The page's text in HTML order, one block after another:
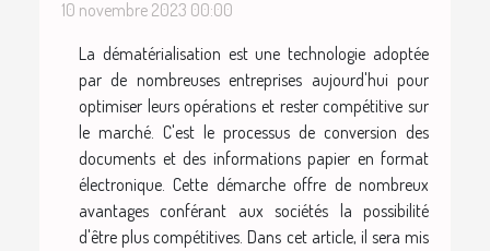
10 novembre 2023 00:00
La dématérialisation est une technologie adoptée
par de nombreuses entreprises aujourd'hui pour
optimiser leurs opérations et rester compétitive sur
le marché. C'est le processus de conversion des
documents et des informations papier en format
électronique. Cette démarche offre de nombreux
avantages conférant aux sociétés la possibilité
d'être plus compétitives. Dans cet article, il sera mis